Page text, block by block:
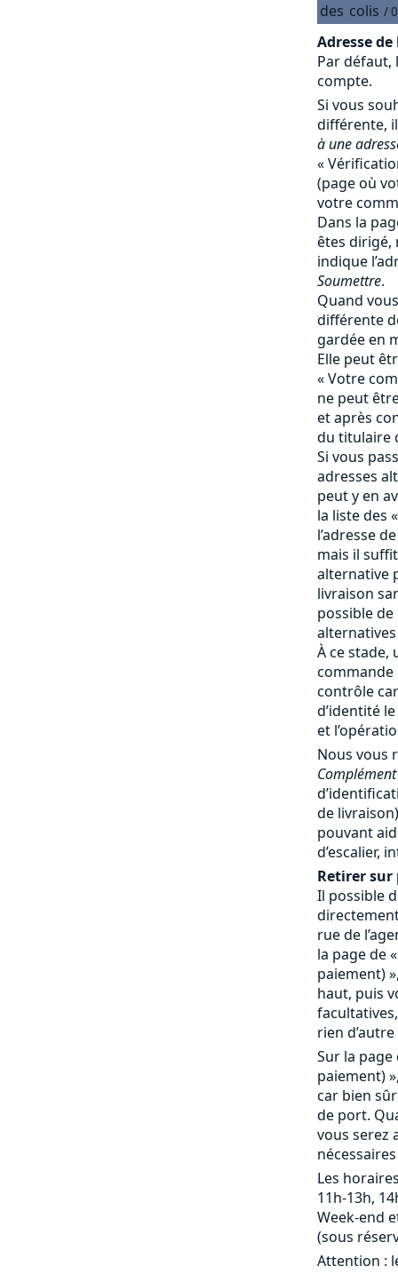
des colis /
Adresse
Par défaut,
compte.
Si vous
différente,
à une
«
(page où
votre
Dans la
êtes dirigé,
indique
Soumettre.
Quand
différente
gardée en
Elle peut
« Votre
ne peut
et après
du titulaire
Si vous
adresses
peut y en
la liste des
l’adresse
mais il
alternative
livraison
possible
À ce stade,
commande
contrôle
d’identité
et
Nous vous
Complément
de
pouvant
d’escalier,
Retirer sur
Il possible
rue de
la page de
paiement)
haut, puis
rien
Sur la
paiement)
car bien
de port.
vous serez
Les
11h-13h,
Week-end
(sous
Attention :